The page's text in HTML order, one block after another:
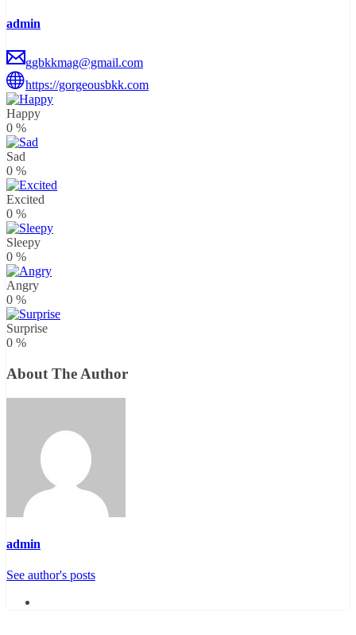
admin
ggbkkmag@gmail.com
https://gorgeousbkk.com
Happy
0 %
Sad
0 %
Excited
0 %
Sleepy
0 %
Angry
0 %
Surprise
0 %
About The Author
admin
See author's posts